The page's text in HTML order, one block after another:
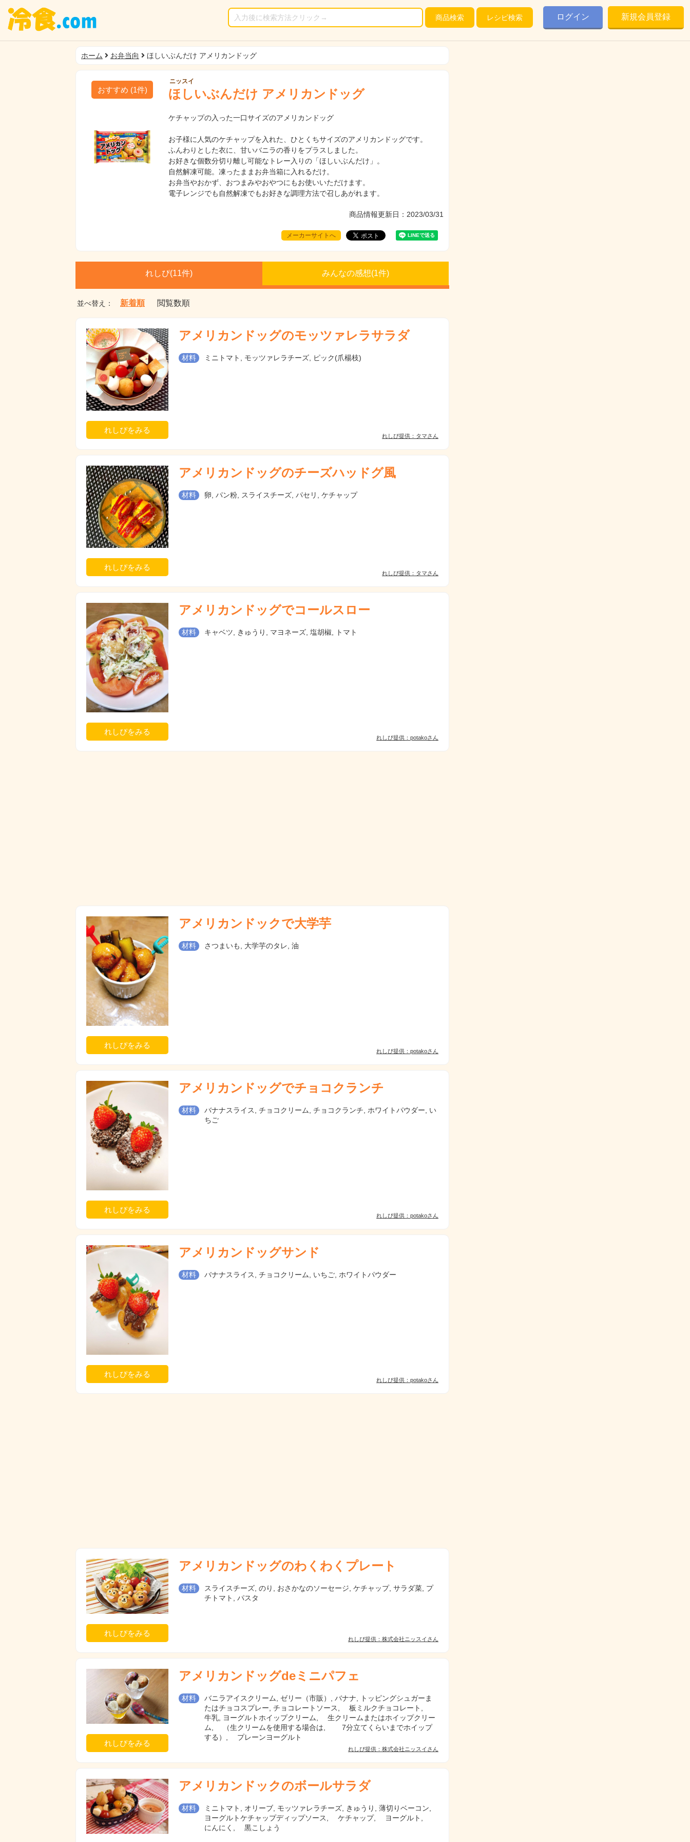
商品検索 レシピ検索 ログイン 新規会員登録
ホーム お弁当向 ほしいぶんだけ アメリカンドッグ
おすすめ (1件)
ニッスイ
ほしいぶんだけ アメリカンドッグ
ケチャップの入った一口サイズのアメリカンドッグ
お子様に人気のケチャップを入れた、ひとくちサイズのアメリカンドッグです。
ふんわりとした衣に、甘いバニラの香りをプラスしました。
お好きな個数分切り離し可能なトレー入りの「ほしいぶんだけ」。
自然解凍可能。凍ったままお弁当箱に入れるだけ。
お弁当やおかず、おつまみやおやつにもお使いいただけます。
電子レンジでも自然解凍でもお好きな調理方法で召しあがれます。
商品情報更新日：2023/03/31
メーカーサイトへ
れしぴ(11件) みんなの感想(1件)
並べ替え： 新着順 閲覧数順
れしぴをみる
アメリカンドッグのモッツァレラサラダ
材料 ミニトマト, モッツァレラチーズ, ピック(爪楊枝)
れしぴ提供：タマさん
れしぴをみる
アメリカンドッグのチーズハッドグ風
材料 卵, パン粉, スライスチーズ, パセリ, ケチャップ
れしぴ提供：タマさん
れしぴをみる
アメリカンドッグでコールスロー
材料 キャベツ, きゅうり, マヨネーズ, 塩胡椒, トマト
れしぴ提供：potakoさん
れしぴをみる
アメリカンドックで大学芋
材料 さつまいも, 大学芋のタレ, 油
れしぴ提供：potakoさん
れしぴをみる
アメリカンドッグでチョコクランチ
材料
バナナスライス, チョコクリーム, チョコクランチ, ホワイトパウダー, い
ちご
れしぴ提供：potakoさん
れしぴをみる
アメリカンドッグサンド
材料 バナナスライス, チョコクリーム, いちご, ホワイトパウダー
れしぴ提供：potakoさん
れしぴをみる
アメリカンドッグのわくわくプレート
材料
スライスチーズ, のり, おさかなのソーセージ, ケチャップ, サラダ菜, プ
チトマト, パスタ
れしぴ提供：株式会社ニッスイさん
れしぴをみる
アメリカンドッグdeミニパフェ
材料
バニラアイスクリーム, ゼリー（市販）, バナナ, トッピングシュガーま
たはチョコスプレー, チョコレートソース, 板ミルクチョコレート,
牛乳, ヨーグルトホイップクリーム, 生クリームまたはホイップクリー
ム, （生クリームを使用する場合は, 7分立てくらいまでホイップ
する）, プレーンヨーグルト
れしぴ提供：株式会社ニッスイさん
アメリカンドックのボールサラダ
材料
ミニトマト, オリーブ, モッツァレラチーズ, きゅうり, 薄切りベーコン,
ヨーグルトケチャップディップソース, ケチャップ, ヨーグルト,
にんにく, 黒こしょう